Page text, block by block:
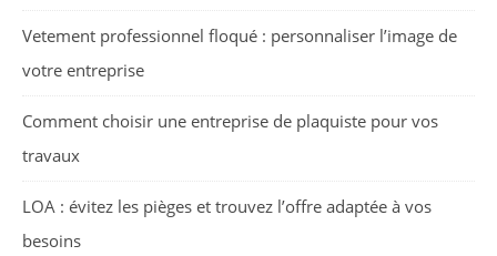
Vetement professionnel floqué : personnaliser l’image de
votre entreprise
Comment choisir une entreprise de plaquiste pour vos
travaux
LOA : évitez les pièges et trouvez l’offre adaptée à vos
besoins